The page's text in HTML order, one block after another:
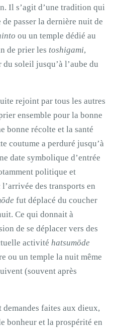
Il s’agit d’une tradition qui
passer la dernière nuit de
ou un temple dédié au
de prier les toshigami,
du soleil jusqu’à l’aube du
rejoint par tous les autres
ensemble pour la bonne
bonne récolte et la santé
coutume a perduré jusqu’à
date symbolique d’entrée
politique et
des transports en
fut déplacé du coucher
Ce qui donnait à
de se déplacer vers des
activité hatsumōde
ou un temple la nuit même
(souvent après
faites aux dieux,
bonheur et la prospérité en